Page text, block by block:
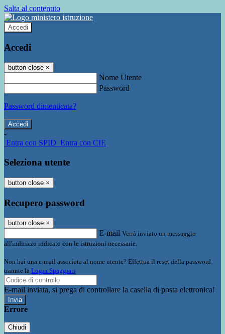
Salta al contenuto
Accedi
Accedi
button close ×
Nome Utente
Password
Password dimenticata?
-
Entra con SPID Entra con CIE
Seleziona utente
button close ×
Recupero password
button close ×
E-mail Verrà inviato un messaggio
all'indirizzo indicato con le istruzioni necessarie.
Non hai una e-mail associata al nome utente? Effettua il reset della password
tramite la Login Spaggiari
E-mail inviata, si prega di controllare la casella di posta elettronica!
Errore
Chiudi